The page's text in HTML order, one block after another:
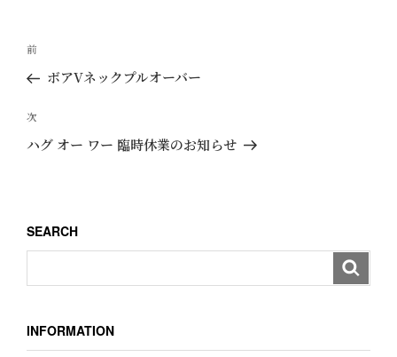
投
ナ
ビ
ゲ
ン
過
去
投
前
ボアVネックプルオーバー
次
の
次
ハグ オー ワー 臨時休業のお知らせ
SEARCH
INFORMATION